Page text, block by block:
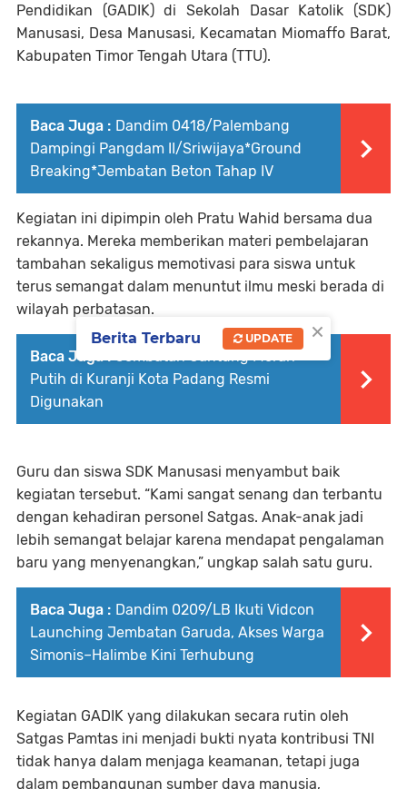
Pendidikan (GADIK) di Sekolah Dasar Katolik (SDK)
Manusasi, Desa Manusasi, Kecamatan Miomaffo Barat,
Kabupaten Timor Tengah Utara (TTU).
Baca Juga : Dandim 0418/Palembang
Dampingi Pangdam II/Sriwijaya*Ground
Breaking*Jembatan Beton Tahap IV
Kegiatan ini dipimpin oleh Pratu Wahid bersama dua
rekannya. Mereka memberikan materi pembelajaran
tambahan sekaligus memotivasi para siswa untuk
terus semangat dalam menuntut ilmu meski berada di
wilayah perbatasan.
Baca Juga :
Putih di Kuranji Kota Padang Resmi
Digunakan
Guru dan siswa SDK Manusasi menyambut baik
kegiatan tersebut. “Kami sangat senang dan terbantu
dengan kehadiran personel Satgas. Anak-anak jadi
lebih semangat belajar karena mendapat pengalaman
baru yang menyenangkan,” ungkap salah satu guru.
Baca Juga : Dandim 0209/LB Ikuti Vidcon
Launching Jembatan Garuda, Akses Warga
Simonis–Halimbe Kini Terhubung
Kegiatan GADIK yang dilakukan secara rutin oleh
Satgas Pamtas ini menjadi bukti nyata kontribusi TNI
tidak hanya dalam menjaga keamanan, tetapi juga
dalam pembangunan sumber daya manusia,
×
Berita Terbaru UPDATE